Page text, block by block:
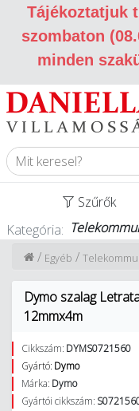
Tájékoztatjuk
szombaton
minden
Szűrők
Kategória:
/
Egyéb
/
Dymo szalag
12mmx4m
Cikkszám: DYMS0721560
Gyártó: Dymo
Márka: Dymo
Gyártói cikkszám: